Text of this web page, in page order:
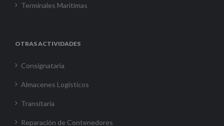
Terminales Marítimas
OTRAS ACTIVIDADES
Consignataria
Almacenes Logísticos
Transitaria
Reparación de Contenedores